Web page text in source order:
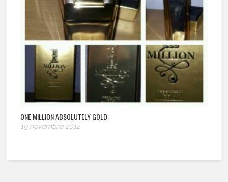
ONE MILLION ABSOLUTELY GOLD
19 novembre 2012